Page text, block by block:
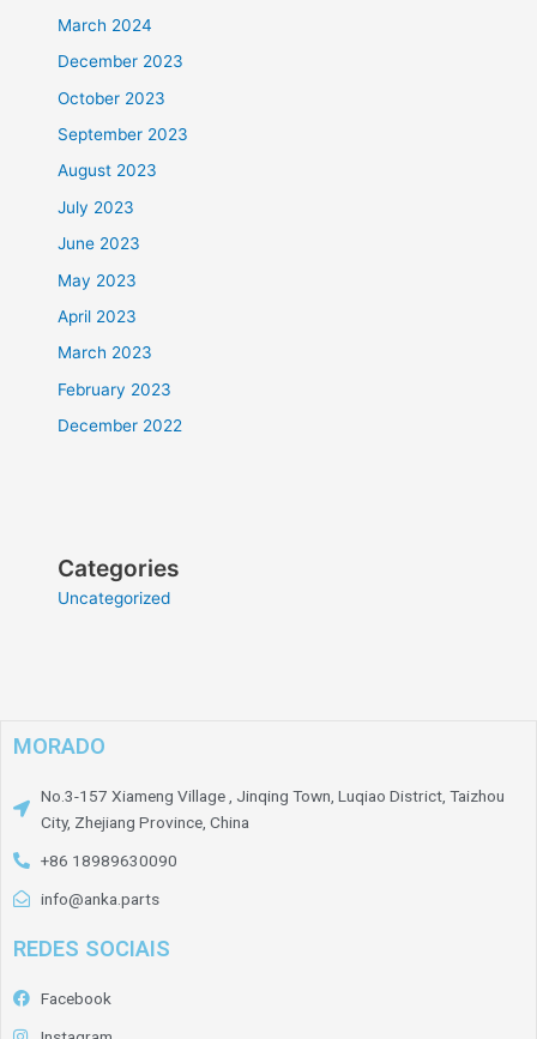
March 2024
December 2023
October 2023
September 2023
August 2023
July 2023
June 2023
May 2023
April 2023
March 2023
February 2023
December 2022
Categories
Uncategorized
MORADO
No.3-157 Xiameng Village , Jinqing Town, Luqiao District, Taizhou
City, Zhejiang Province, China
+86 18989630090
info@anka.parts
REDES SOCIAIS
Facebook